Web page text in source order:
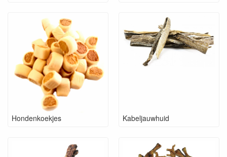
De juiste snack wordt dus mede bepaald door de grootte van de
Zorg wel altijd voor voldoende drinkwater bij het geven van een
kauwsnack.
Zoekt u liever per diersoort naar uw favoriete snack? klik
Hondenkoekjes Kabeljauwhuid